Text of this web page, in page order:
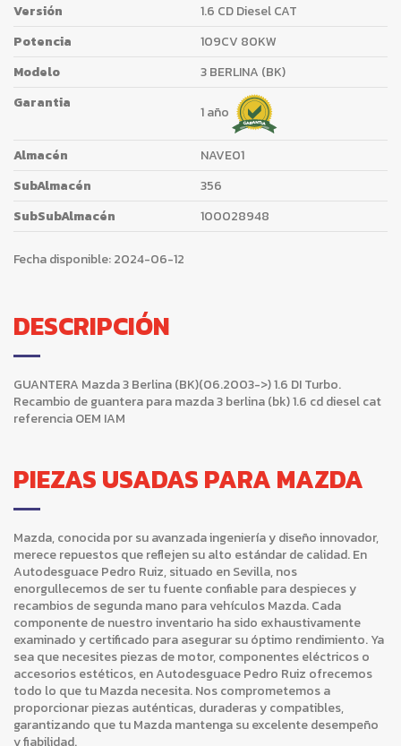
Versión
1.6 CD Diesel CAT
Potencia
109CV 80KW
Modelo
3 BERLINA (BK)
Garantia
1 año
Almacén
NAVE01
SubAlmacén
356
SubSubAlmacén
100028948
Fecha disponible:2024-06-12
DESCRIPCIÓN
GUANTERA Mazda 3 Berlina (BK)(06.2003->) 1.6 DI Turbo.
Recambio de guantera para mazda 3 berlina (bk) 1.6 cd diesel cat
referencia OEM IAM
PIEZAS USADAS PARA MAZDA
Mazda, conocida por su avanzada ingeniería y diseño innovador,
merece repuestos que reflejen su alto estándar de calidad. En
Autodesguace Pedro Ruiz, situado en Sevilla, nos
enorgullecemos de ser tu fuente confiable para despieces y
recambios de segunda mano para vehículos Mazda. Cada
componente de nuestro inventario ha sido exhaustivamente
examinado y certificado para asegurar su óptimo rendimiento. Ya
sea que necesites piezas de motor, componentes eléctricos o
accesorios estéticos, en Autodesguace Pedro Ruiz ofrecemos
todo lo que tu Mazda necesita. Nos comprometemos a
proporcionar piezas auténticas, duraderas y compatibles,
garantizando que tu Mazda mantenga su excelente desempeño
y fiabilidad.